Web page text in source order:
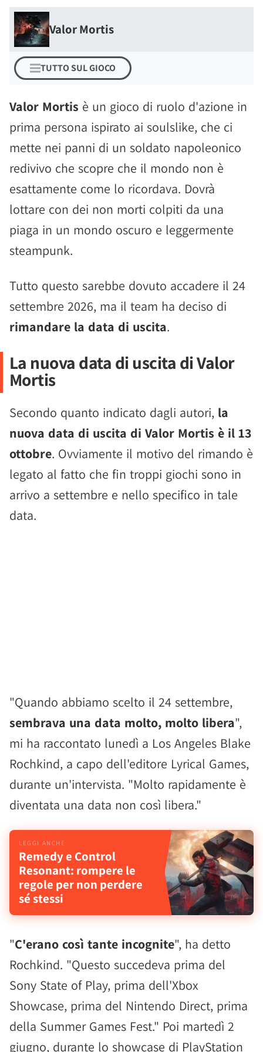
Valor Mortis
TUTTO SUL GIOCO
Valor Mortis è un gioco di ruolo d'azione in
prima persona ispirato ai soulslike, che ci
mette nei panni di un soldato napoleonico
redivivo che scopre che il mondo non è
esattamente come lo ricordava. Dovrà
lottare con dei non morti colpiti da una
piaga in un mondo oscuro e leggermente
steampunk.
Tutto questo sarebbe dovuto accadere il 24
settembre 2026, ma il team ha deciso di
rimandare la data di uscita.
La nuova data di uscita di Valor
Mortis
Secondo quanto indicato dagli autori, la
nuova data di uscita di Valor Mortis è il 13
ottobre. Ovviamente il motivo del rimando è
legato al fatto che fin troppi giochi sono in
arrivo a settembre e nello specifico in tale
data.
"Quando abbiamo scelto il 24 settembre,
sembrava una data molto, molto libera",
mi ha raccontato lunedì a Los Angeles Blake
Rochkind, a capo dell'editore Lyrical Games,
durante un'intervista. "Molto rapidamente è
diventata una data non così libera."
Remedy e Control
Resonant: rompere le
regole per non perdere
sé stessi
"C'erano così tante incognite", ha detto
Rochkind. "Questo succedeva prima del
Sony State of Play, prima dell'Xbox
Showcase, prima del Nintendo Direct, prima
della Summer Games Fest." Poi martedì 2
giugno, durante lo showcase di PlayStation